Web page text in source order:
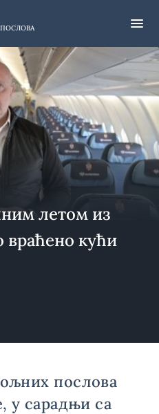
летом из
враћено кући
послова
у сарадњи са